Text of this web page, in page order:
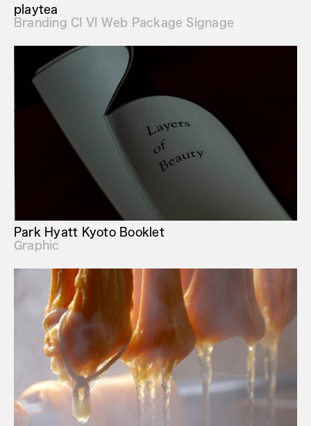
playtea
Branding CI VI Web Package Signage
Park Hyatt Kyoto Booklet
Graphic